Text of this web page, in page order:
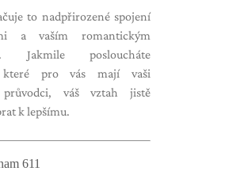
to nadpřirozené spojení
a vaším romantickým
Jakmile posloucháte
které pro vás mají vaši
průvodci, váš vztah jistě
k lepšímu.
611